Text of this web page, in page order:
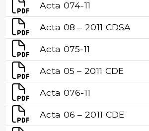
Acta 074-11
Acta 08 – 2011 CDSA
Acta 075-11
Acta 05 – 2011 CDE
Acta 076-11
Acta 06 – 2011 CDE